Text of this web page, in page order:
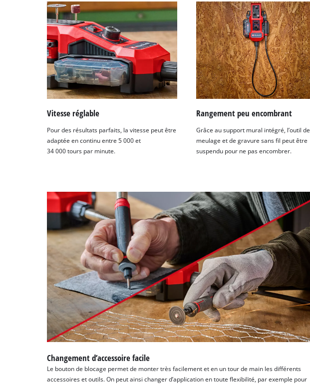
Vitesse réglable
Pour des résultats parfaits, la vitesse peut être
adaptée en continu entre 5 000 et
34 000 tours par minute.
Rangement peu encombrant
Grâce au support mural intégré, l’outil de
meulage et de gravure sans fil peut être
suspendu pour ne pas encombrer.
Changement d’accessoire facile
Le bouton de blocage permet de monter très facilement et en un tour de main les différents
accessoires et outils. On peut ainsi changer d’application en toute flexibilité, par exemple pour